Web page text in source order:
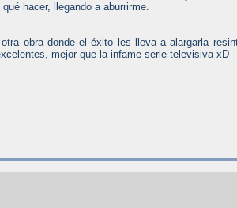
hacer, llegando a aburrirme.
obra donde el éxito les lleva a alargarla
mejor que la infame serie televisiva xD